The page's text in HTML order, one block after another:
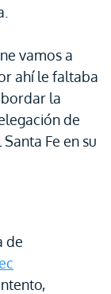
vamos a
ahí le faltaba
la
de
Fe en su
de